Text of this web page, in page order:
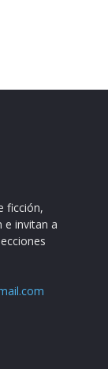
ficción,
e invitan a